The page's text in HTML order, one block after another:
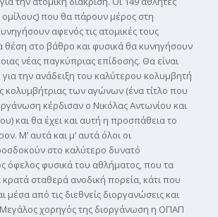
ομίλους) που θα πάρουν μέρος στη
αφενός τις ατομικές τους
θέση στο βάθρο και φυσικά θα κυνηγήσουν
νέας παγκύπριας επίδοσης. Θα είναι
την ανάδειξη του καλύτερου κολυμβητή
κολυμβήτριας των αγώνων (ένα τίτλο που
κέρδισαν ο Νικόλας Αντωνίου και
και θα έχει και αυτή η προσπάθεια το
Μ’ αυτά και μ’ αυτά όλοι οι
στο καλύτερο δυνατό
όφελος φυσικά του αθλήματος, που τα
κρατά σταθερά ανοδική πορεία, κάτι που
μέσα από τις διεθνείς διοργανώσεις και
χορηγός της διοργάνωση η ΟΠΑΠ